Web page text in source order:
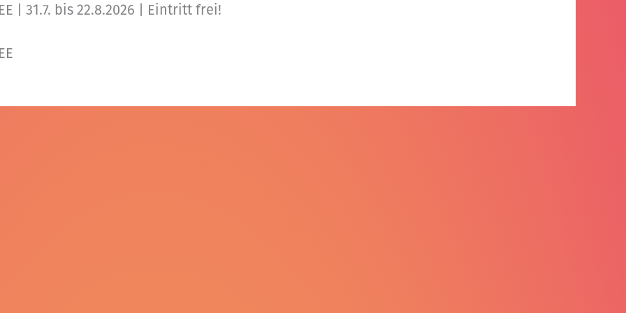
| 31.7. bis 22.8.2026 | Eintritt frei!